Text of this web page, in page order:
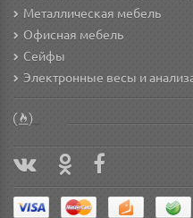
Металлическая мебель
Офисная мебель
Сейфы
Электронные весы и